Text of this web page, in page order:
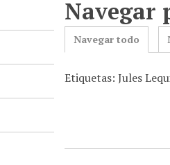
Navegar
Navegar todo
Etiquetas: Jules